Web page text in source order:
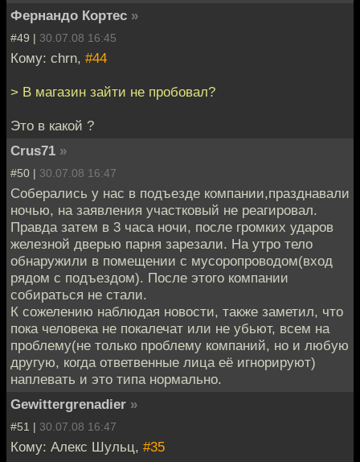
Фернандо Кортес »
#49 | 30.07.08 16:45
Кому: chrn, #44
> В магазин зайти не пробовал?
Это в какой ?
Crus71 »
#50 | 30.07.08 16:47
Соберались у нас в подъезде компании,празднавали
ночью, на заявления участковый не реагировал.
Правда затем в 3 часа ночи, после громких ударов
железной дверью парня зарезали. На утро тело
обнаружили в помещении с мусоропроводом(вход
рядом с подъездом). После этого компании
собираться не стали.
К сожелению наблюдая новости, также заметил, что
пока человека не покалечат или не убьют, всем на
проблему(не только проблему компаний, но и любую
другую, когда ответвенные лица её игнорируют)
наплевать и это типа нормально.
Gewittergrenadier »
#51 | 30.07.08 16:47
Кому: Алекс Шульц, #35